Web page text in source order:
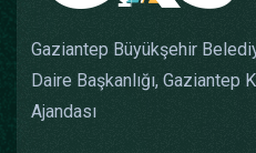
Gaziantep Büyükşehir
Daire Başkanlığı, Gaziantep
Ajandası